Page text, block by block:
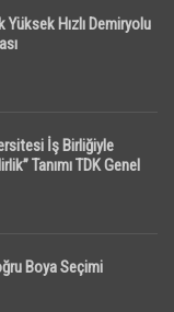
Hızlı Demiryolu
İş Birliğiyle
Tanımı TDK Genel
Boya Seçimi